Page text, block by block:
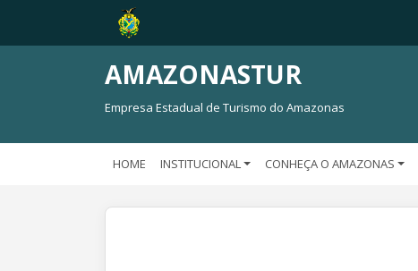
AMAZONASTUR
Empresa Estadual de Turismo do Amazonas
HOME INSTITUCIONAL CONHEÇA O AMAZONAS